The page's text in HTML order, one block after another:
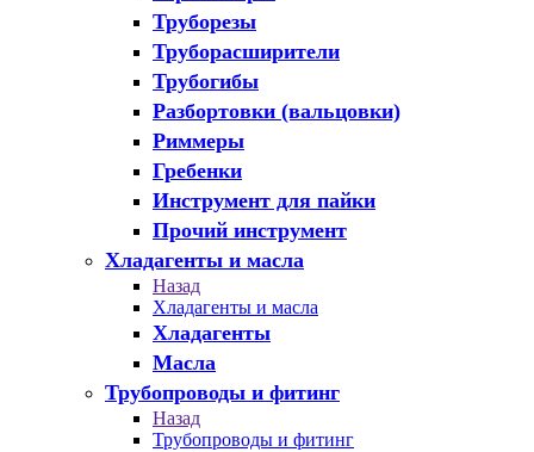
Труборезы
Труборасширители
Трубогибы
Разбортовки (вальцовки)
Риммеры
Гребенки
Инструмент для пайки
Прочий инструмент
Хладагенты и масла
Назад
Хладагенты и масла
Хладагенты
Масла
Трубопроводы и фитинг
Назад
Трубопроводы и фитинг